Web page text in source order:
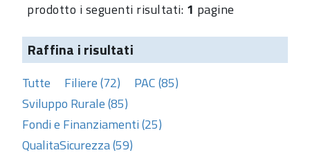
prodotto i seguenti risultati: 1 pagine
Raffina i risultati
Tutte Filiere (72)
PAC (85)
Sviluppo Rurale (85)
Fondi e Finanziamenti (25)
QualitaSicurezza (59)